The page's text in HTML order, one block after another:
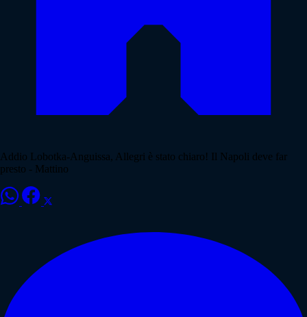
Addio Lobotka-Anguissa, Allegri è stato chiaro! Il Napoli deve far
presto - Mattino